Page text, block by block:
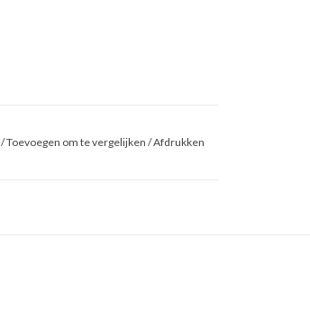
/Toevoegen om te vergelijken /Afdrukken